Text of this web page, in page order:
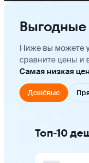
Ниже вы можете
сравните цены и
Самая низкая
Дешёвые
Топ-10